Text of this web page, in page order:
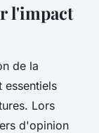
l'impact
de la
essentiels
Lors
d'opinion